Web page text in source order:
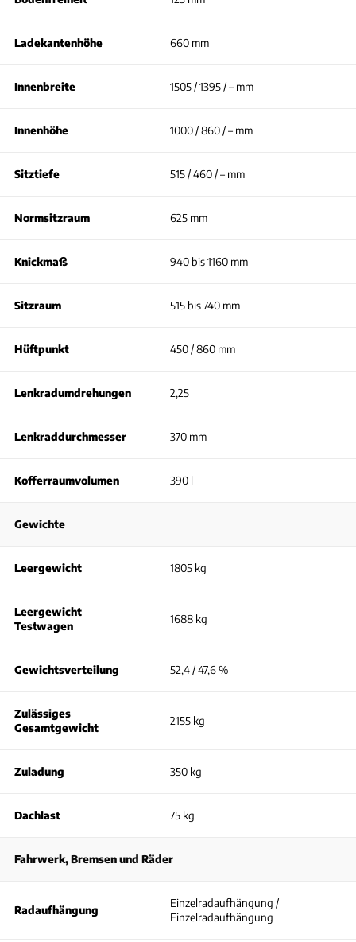
Ladekantenhöhe 660 mm
Innenbreite 1505 / 1395 / – mm
Innenhöhe 1000 / 860 / – mm
Sitztiefe 515 / 460 / – mm
Normsitzraum 625 mm
Knickmaß 940 bis 1160 mm
Sitzraum 515 bis 740 mm
Hüftpunkt 450 / 860 mm
Lenkradumdrehungen 2,25
Lenkraddurchmesser 370 mm
Kofferraumvolumen 390 l
Gewichte
Leergewicht 1805 kg
Leergewicht
Testwagen
1688 kg
Gewichtsverteilung 52,4 / 47,6 %
Zulässiges
Gesamtgewicht
2155 kg
Zuladung 350 kg
Dachlast 75 kg
Fahrwerk, Bremsen und Räder
Radaufhängung
Einzelradaufhängung /
Einzelradaufhängung